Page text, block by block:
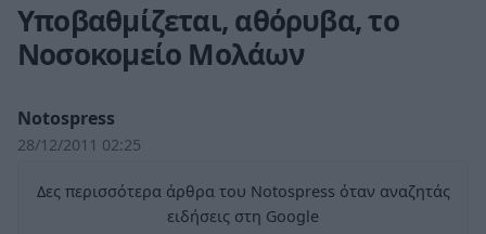
Υποβαθμίζεται, αθόρυβα, το
Νοσοκομείο Μολάων
Notospress
28/12/2011 02:25
Δες περισσότερα άρθρα του Notospress όταν αναζητάς
ειδήσεις στη Google